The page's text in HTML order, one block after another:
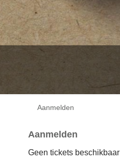
Aanmelden
Aanmelden
Geen tickets beschikbaar